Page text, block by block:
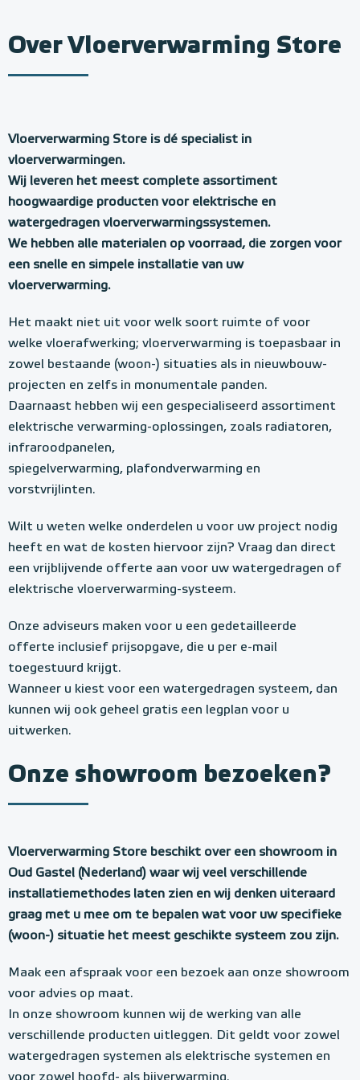
Over Vloerverwarming Store
Vloerverwarming Store is dé specialist in
vloerverwarmingen.
Wij leveren het meest complete assortiment
hoogwaardige producten voor elektrische en
watergedragen vloerverwarmingssystemen.
We hebben alle materialen op voorraad, die zorgen voor
een snelle en simpele installatie van uw
vloerverwarming.
Het maakt niet uit voor welk soort ruimte of voor
welke vloerafwerking; vloerverwarming is toepasbaar in
zowel bestaande (woon-) situaties als in nieuwbouw-
projecten en zelfs in monumentale panden.
Daarnaast hebben wij een gespecialiseerd assortiment
elektrische verwarming-oplossingen, zoals radiatoren,
infraroodpanelen,
spiegelverwarming, plafondverwarming en
vorstvrijlinten.
Wilt u weten welke onderdelen u voor uw project nodig
heeft en wat de kosten hiervoor zijn? Vraag dan direct
een vrijblijvende offerte aan voor uw watergedragen of
elektrische vloerverwarming-systeem.
Onze adviseurs maken voor u een gedetailleerde
offerte inclusief prijsopgave, die u per e-mail
toegestuurd krijgt.
Wanneer u kiest voor een watergedragen systeem, dan
kunnen wij ook geheel gratis een legplan voor u
uitwerken.
Onze showroom bezoeken?
Vloerverwarming Store beschikt over een showroom in
Oud Gastel (Nederland) waar wij veel verschillende
installatiemethodes laten zien en wij denken uiteraard
graag met u mee om te bepalen wat voor uw specifieke
(woon-) situatie het meest geschikte systeem zou zijn.
Maak een afspraak voor een bezoek aan onze showroom
voor advies op maat.
In onze showroom kunnen wij de werking van alle
verschillende producten uitleggen. Dit geldt voor zowel
watergedragen systemen als elektrische systemen en